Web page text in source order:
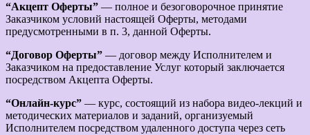
“Акцепт Оферты” — полное и безоговорочное принятие
Заказчиком условий настоящей Оферты, методами
предусмотренными в п. 3, данной Оферты.
“Договор Оферты” — договор между Исполнителем и
Заказчиком на предоставление Услуг который заключается
посредством Акцепта Оферты.
“Онлайн-курс” — курс, состоящий из набора видео-лекций и
методических материалов и заданий, организуемый
Исполнителем посредством удаленного доступа через сеть